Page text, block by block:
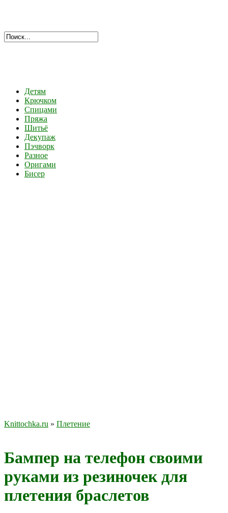
Детям
Крючком
Спицами
Пряжа
Шитьё
Декупаж
Пэчворк
Разное
Оригами
Бисер
Knittochka.ru » Плетение
Бампер на телефон своими
руками из резиночек для
плетения браслетов